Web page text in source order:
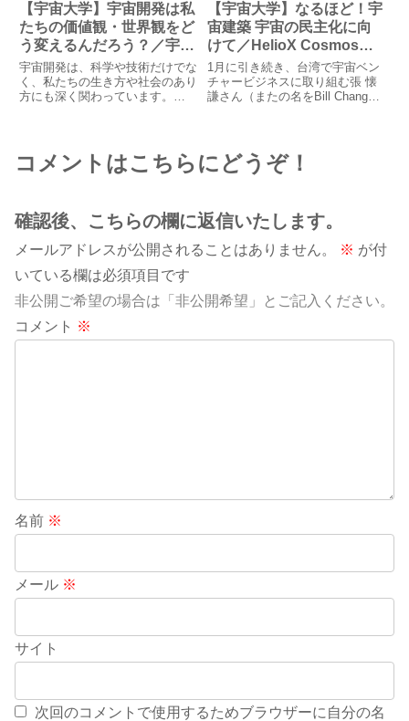
【宇宙大学】宇宙開発は私
たちの価値観・世界観をど
う変えるんだろう？／宇宙
航空研究開発機構
（JAXA）ワーク・ライフ
変革推進室 参事 大塚 成志
宇宙開発は、科学や技術だけでな
く、私たちの生き方や社会のあり
方にも深く関わっています。
【宇宙大学】なるほど！宇
宙建築 宇宙の民主化に向
けて／HelioX Cosmos
Co., Ltd. CEO 張 懐謙氏
1月に引き続き、台湾で宇宙ベン
チャービジネスに取り組む張 懐
謙さん（またの名をBill Changさ
ス）の取り組みや宇宙建築への考
え、人間に...
コメントはこちらにどうぞ！
確認後、こちらの欄に返信いたします。
メールアドレスが公開されることはありません。 ※ が付
いている欄は必須項目です
非公開ご希望の場合は「非公開希望」とご記入ください。
コメント ※
名前 ※
メール ※
サイト
次回のコメントで使用するためブラウザーに自分の名